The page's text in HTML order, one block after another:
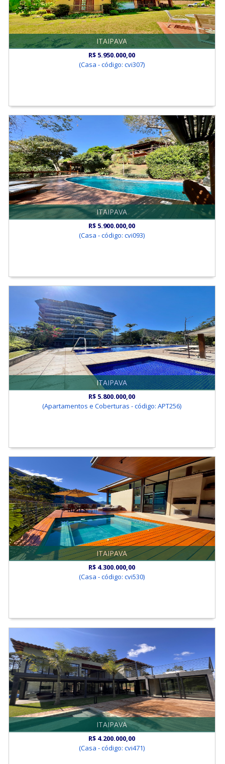
ITAIPAVA
R$ 5.950.000,00
(Casa - código: cvi307)
ITAIPAVA
R$ 5.900.000,00
(Casa - código: cvi093)
ITAIPAVA
R$ 5.800.000,00
(Apartamentos e Coberturas - código: APT256)
ITAIPAVA
R$ 4.300.000,00
(Casa - código: cvi530)
ITAIPAVA
R$ 4.200.000,00
(Casa - código: cvi471)